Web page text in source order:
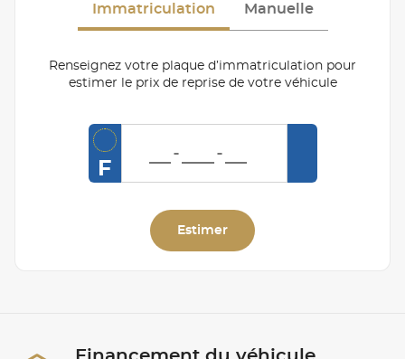
Immatriculation Manuelle
Renseignez votre plaque d’immatriculation pour
estimer le prix de reprise de votre véhicule
F
Estimer